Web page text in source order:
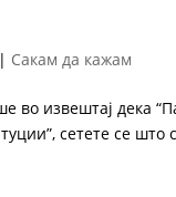
| Сакам да кажам
во извештај дека
сетете се